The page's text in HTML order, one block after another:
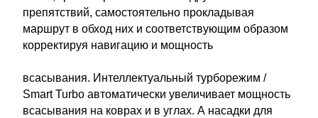
препятствий, самостоятельно прокладывая
маршрут в обход них и соответствующим образом
корректируя навигацию и мощность
всасывания. Интеллектуальный турборежим /
Smart Turbo автоматически увеличивает мощность
всасывания на коврах и в углах. А насадки для